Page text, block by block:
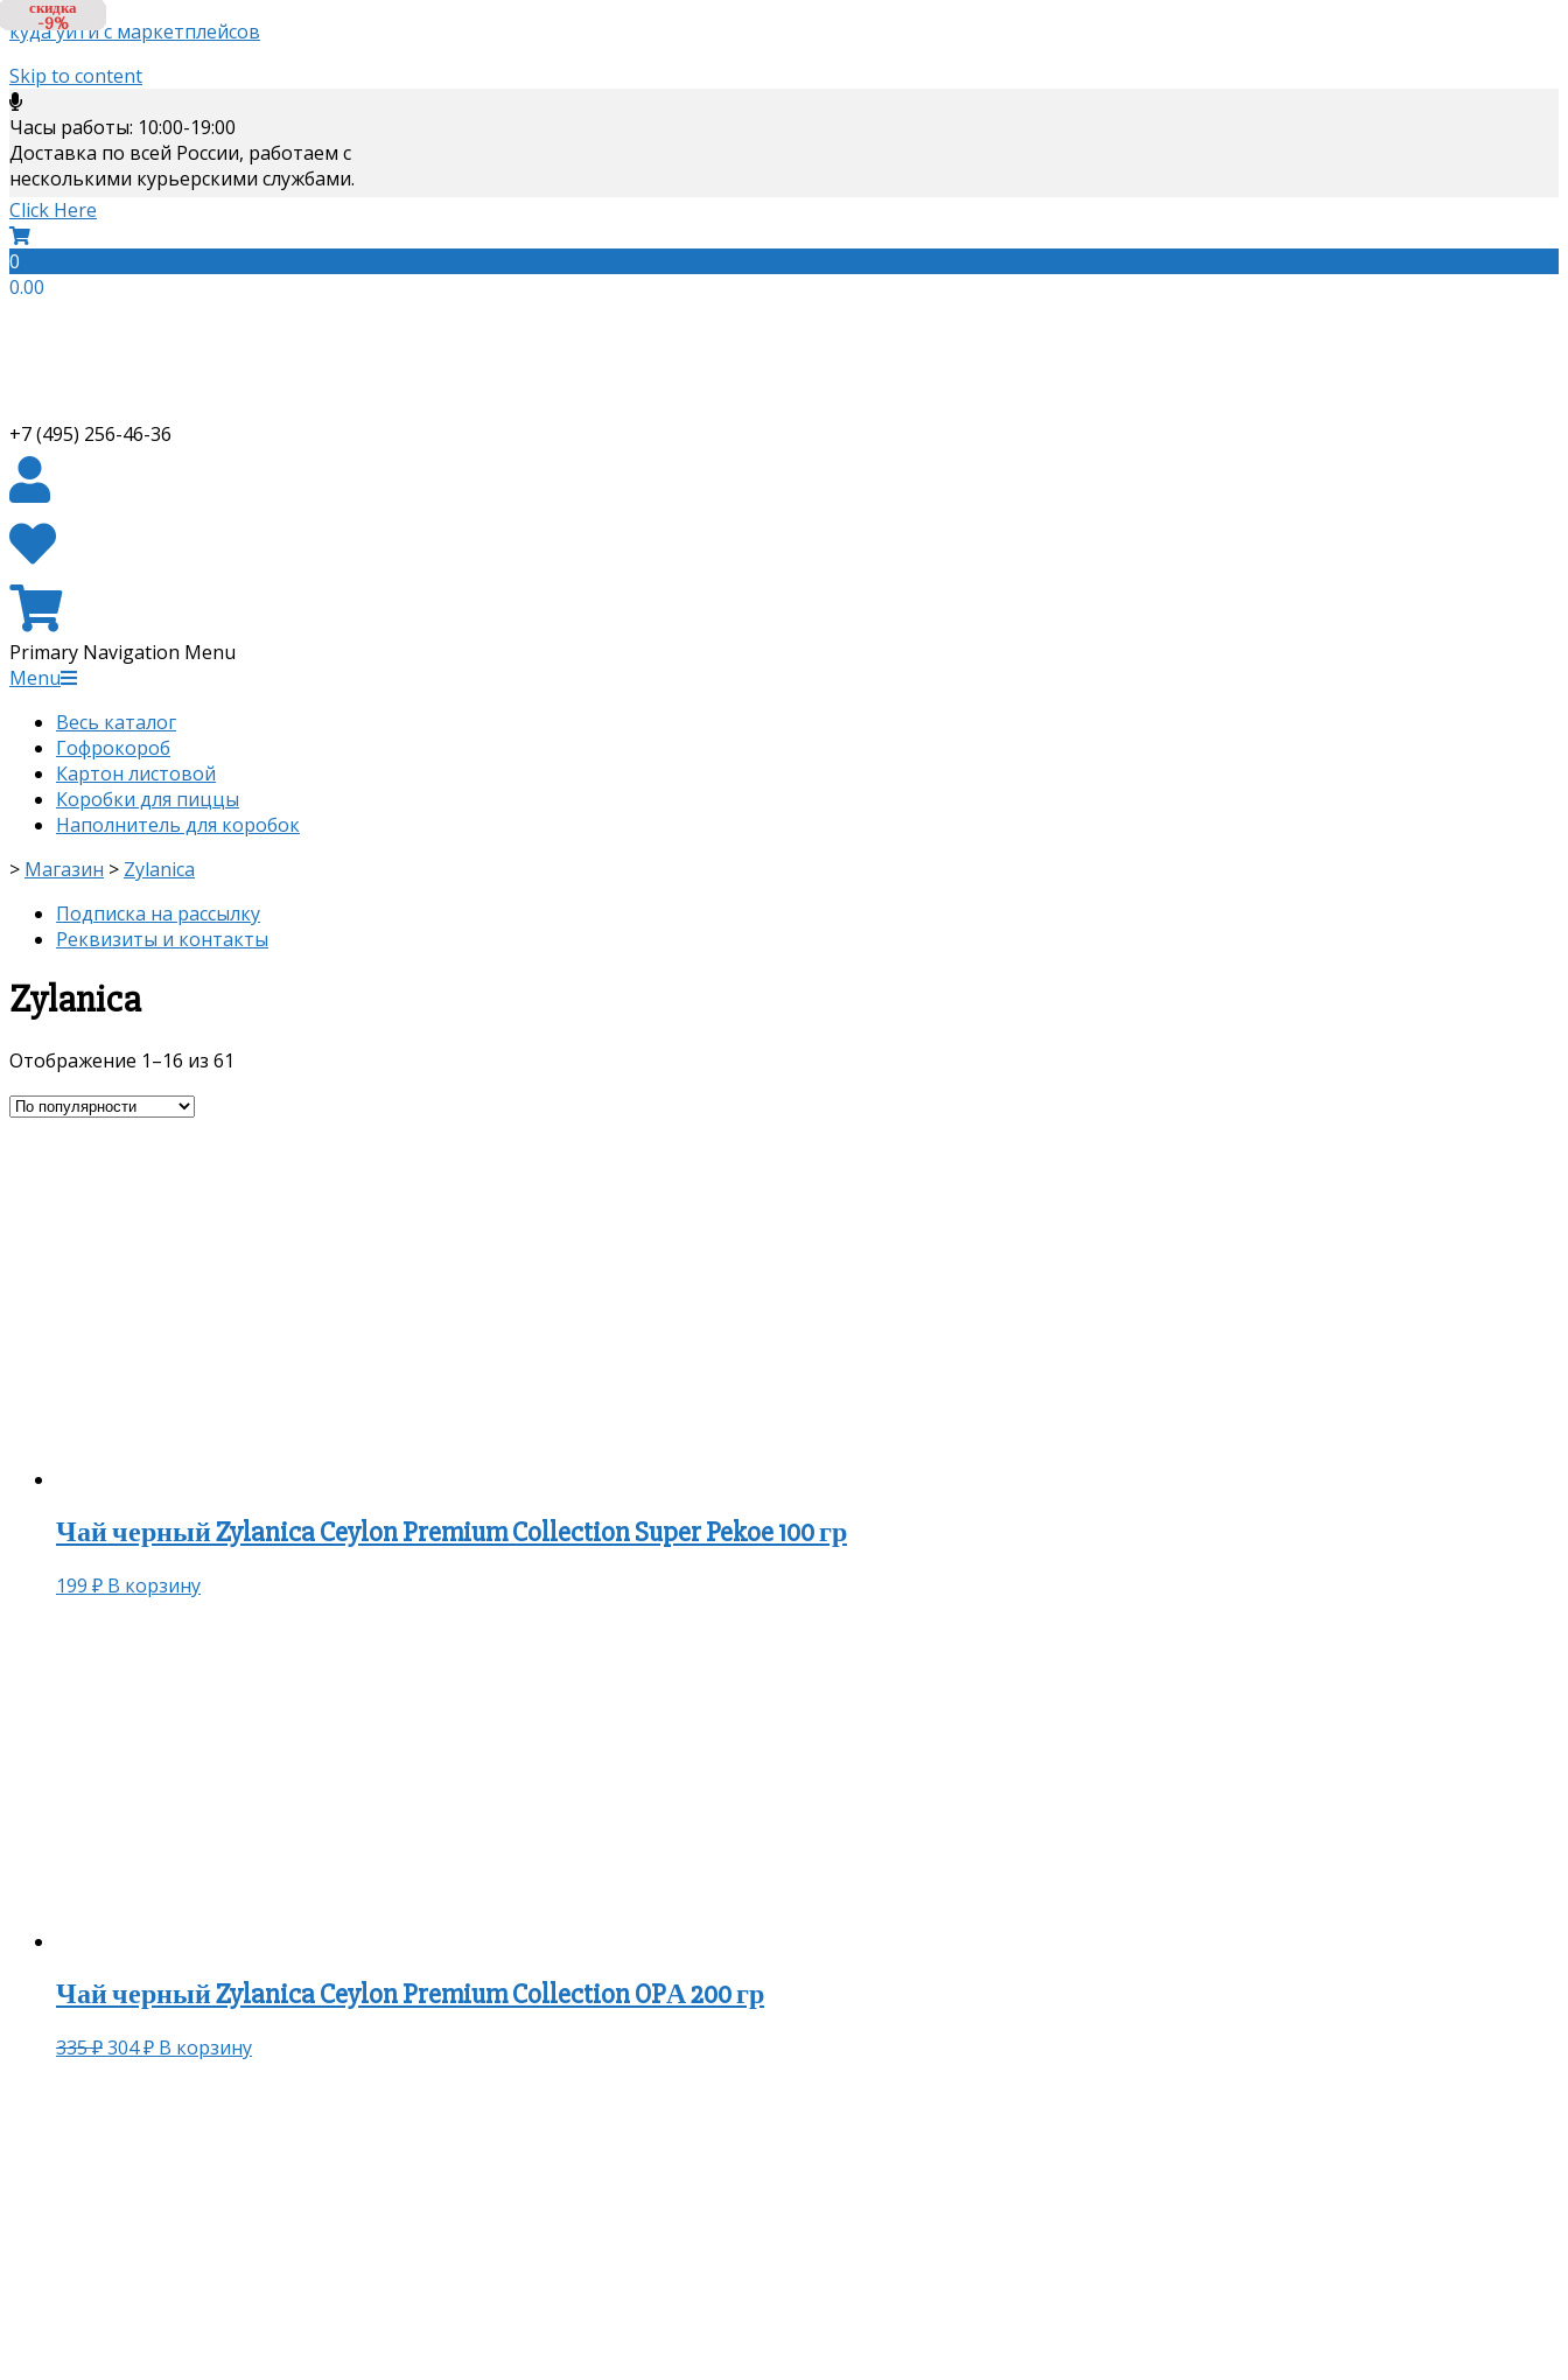
куда уйти с маркетплейсов
Skip to content
Часы работы: 10:00-19:00
Доставка по всей России, работаем с
несколькими курьерскими службами.
Click Here
0
0.00
+7 (495) 256-46-36
Primary Navigation Menu
Menu
Весь каталог
Гофрокороб
Картон листовой
Коробки для пиццы
Наполнитель для коробок
> Магазин > Zylanica
Подписка на рассылку
Реквизиты и контакты
Zylanica
Отображение 1–16 из 61
Чай черный Zylanica Ceylon Premium Collection Super Pekoe 100 гр
199 ₽ В корзину
скидка
-9%
Чай черный Zylanica Ceylon Premium Collection OPА 200 гр
335₽304₽ В корзину
скидка
-11%
скидка
-11%
скидка
-12%
скидка
-9%
скидка
-6%
скидка
-6%
скидка
-6%
скидка
-8%
скидка
-6%
скидка
-6%
скидка
-6%
скидка
-9%